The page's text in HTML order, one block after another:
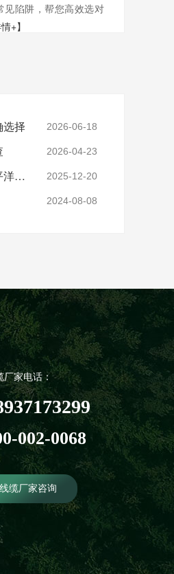
见陷阱，帮您高效选对
+】
择 2026-06-18
2026-04-23
实力铸就信任，匠心连接未来——全景透视河南太平洋电缆厂 2025-12-20
2024-08-08
厂家电话：
002-0068
线缆厂家咨询